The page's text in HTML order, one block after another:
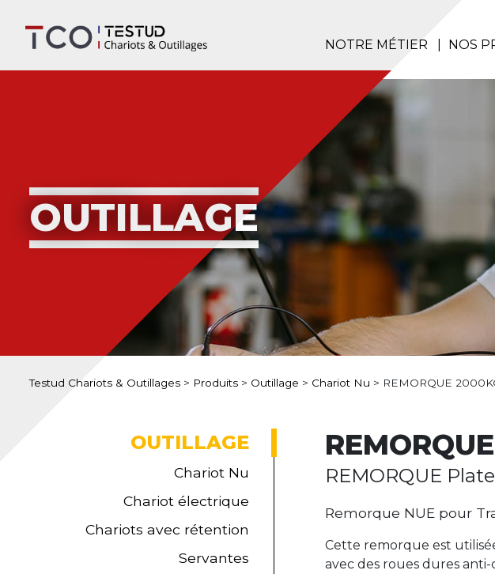
NOTRE MÉTIER NOS
OUTILLAGE
Testud Chariots & Outillages > Produits > Outillage > Chariot Nu > REMORQUE
OUTILLAGE
Chariot Nu
Chariot électrique
Chariots avec rétention
Servantes
REMORQUE
Remorque NUE pour
Cette remorque est
avec des roues dures